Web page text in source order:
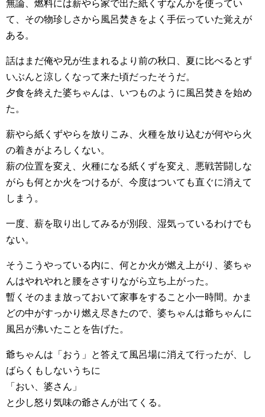
無論、燃料には薪やら家で出た紙くずなんかを使ってい
て、その物珍しさから風呂焚きをよく手伝っていた覚えが
ある。
話はまだ俺や兄が生まれるより前の秋口、夏に比べるとず
いぶんと涼しくなって来た頃だったそうだ。
夕食を終えた婆ちゃんは、いつものように風呂焚きを始め
た。
薪やら紙くずやらを放りこみ、火種を放り込むが何やら火
の着きがよろしくない。
薪の位置を変え、火種になる紙くずを変え、悪戦苦闘しな
がらも何とか火をつけるが、今度はついても直ぐに消えて
しまう。
一度、薪を取り出してみるが別段、湿気っているわけでも
ない。
そうこうやっている内に、何とか火が燃え上がり、婆ちゃ
んはやれやれと腰をさすりながら立ち上がった。
暫くそのまま放っておいて家事をすること小一時間。かま
どの中がすっかり燃え尽きたので、婆ちゃんは爺ちゃんに
風呂が沸いたことを告げた。
爺ちゃんは「おう」と答えて風呂場に消えて行ったが、し
ばらくもしないうちに
「おい、婆さん」
と少し怒り気味の爺さんが出てくる。